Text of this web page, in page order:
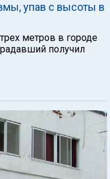
упав с высоты в
метров в городе
получил